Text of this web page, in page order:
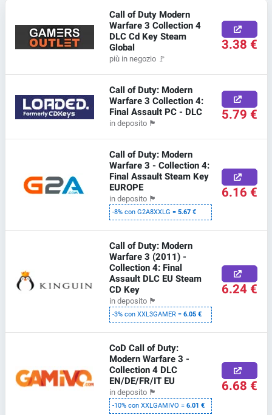
Call of Duty Modern
Warfare 3 Collection 4
DLC Cd Key Steam
Global
più in negozio 🚩
3.38 €
Call of Duty: Modern
Warfare 3 Collection 4:
Final Assault PC - DLC
in deposito 🏴 5.79 €
Call of Duty: Modern
Warfare 3 - Collection 4:
Final Assault Steam Key
EUROPE
in deposito 🏴
-8% con G2A8XXLG =5.67 €
6.16 €
Call of Duty: Modern
Warfare 3 (2011) -
Collection 4: Final
Assault DLC EU Steam
CD Key
in deposito 🏴
-3% con XXL3GAMER =6.05 €
6.24 €
CoD Call of Duty:
Modern Warfare 3 -
Collection 4 DLC
EN/DE/FR/IT EU
in deposito 🏴
-10% con XXLGAMIVO =6.01 €
6.68 €